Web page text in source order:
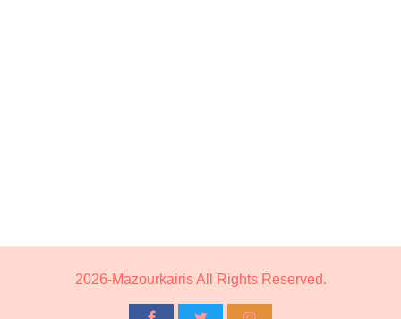
2026-Mazourkairis All Rights Reserved.